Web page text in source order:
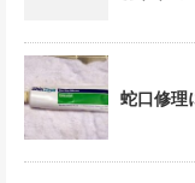
蛇口修理